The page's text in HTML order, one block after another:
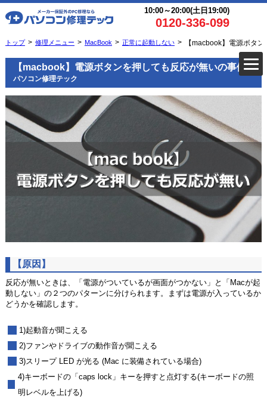
10:00～20:00(土日19:00)
0120-336-099
トップ 修理メニュー MacBook 正常に起動しない 【macbook】電源ボタ
【macbook】電源ボタンを押しても反応が無いの事例
パソコン修理テック
【原因】
反応が無いときは、「電源がついているが画面がつかない」と「Macが起
動しない」の２つのパターンに分けられます。まずは電源が入っているか
どうかを確認します。
1)起動音が聞こえる
2)ファンやドライブの動作音が聞こえる
3)スリープ LED が光る (Mac に装備されている場合)
4)キーボードの「caps lock」キーを押すと点灯する(キーボードの照
明レベルを上げる)